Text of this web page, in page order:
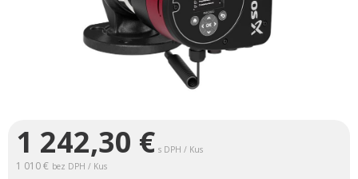
1 242,30 € s DPH / Kus
1 010 € bez DPH / Kus